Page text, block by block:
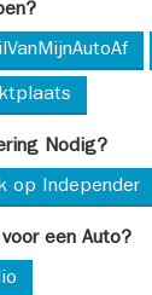
Nodig?
op Independer
een Auto?